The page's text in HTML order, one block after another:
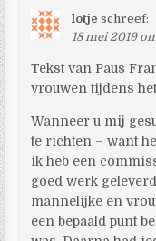
lotje schreef:
18 mei 2019
Tekst van Paus
vrouwen tijdens
Wanneer u mij
te richten – want
ik heb een
goed werk
mannelijke en
een bepaald punt